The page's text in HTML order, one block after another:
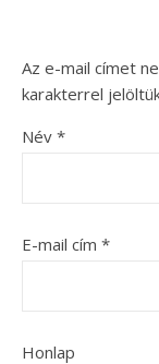
Az e-mail címet
karakterrel
Név *
E-mail cím *
Honlap